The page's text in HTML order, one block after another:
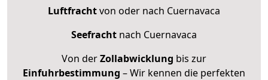
Luftfrachtvon oder nach Cuernavaca
Seefracht nach Cuernavaca
Von derZollabwicklung bis zur
Einfuhrbestimmung – Wir kennen die perfekten